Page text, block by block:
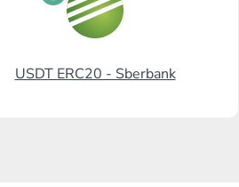
USDT ERC20 - Sberbank